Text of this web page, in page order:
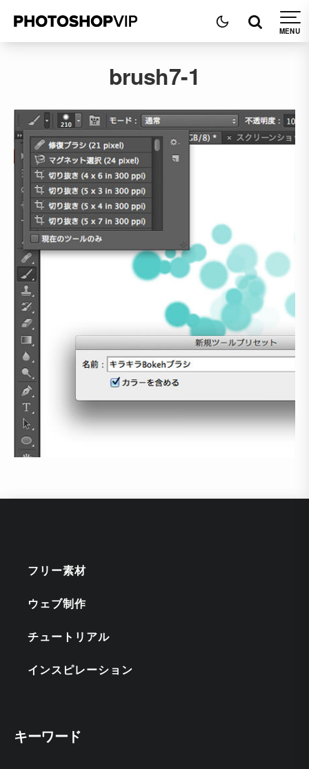
brush7-1
フリー素材
ウェブ制作
チュートリアル
インスピレーション
キーワード